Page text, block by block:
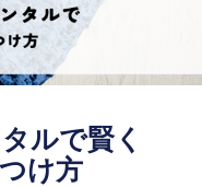
ルで賢く
け方